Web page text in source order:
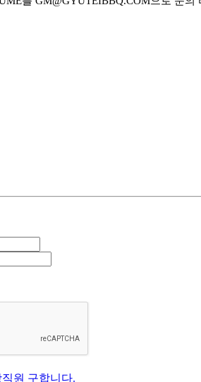
원 구합니다.